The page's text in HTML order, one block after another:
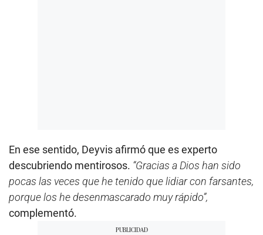
En ese sentido, Deyvis afirmó que es experto
descubriendo mentirosos. “Gracias a Dios han sido
pocas las veces que he tenido que lidiar con farsantes,
porque los he desenmascarado muy rápido”,
complementó.